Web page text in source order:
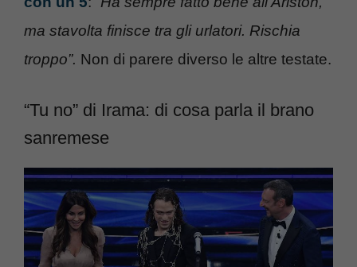
ma stavolta finisce tra gli urlatori. Rischia
troppo”. Non di parere diverso le altre testate.
“Tu no” di Irama: di cosa parla il brano
sanremese